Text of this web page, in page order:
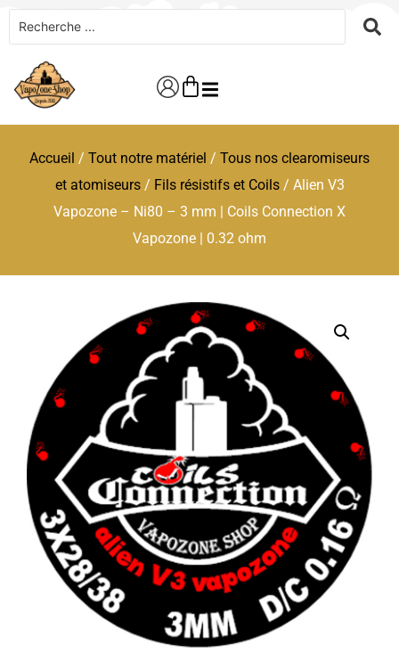
Accueil / Tout notre matériel / Tous nos clearomiseurs
et atomiseurs/ Fils résistifs et Coils/ Alien V3
Vapozone – Ni80 – 3 mm | Coils Connection X
Vapozone | 0.32 ohm